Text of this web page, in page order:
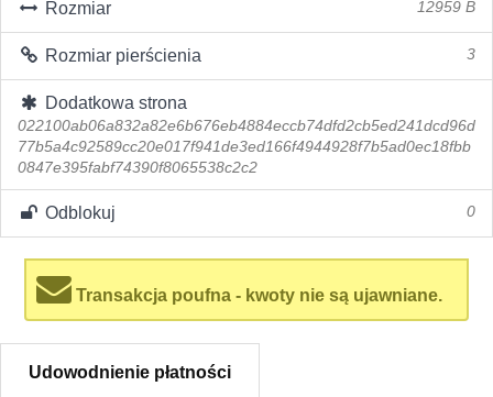
Rozmiar 12959 B
Rozmiar pierścienia 3
Dodatkowa strona
022100ab06a832a82e6b676eb4884eccb74dfd2cb5ed241dcd96d
77b5a4c92589cc20e017f941de3ed166f4944928f7b5ad0ec18fbb
0847e395fabf74390f8065538c2c2
Odblokuj 0
Transakcja poufna - kwoty nie są ujawniane.
Udowodnienie płatności